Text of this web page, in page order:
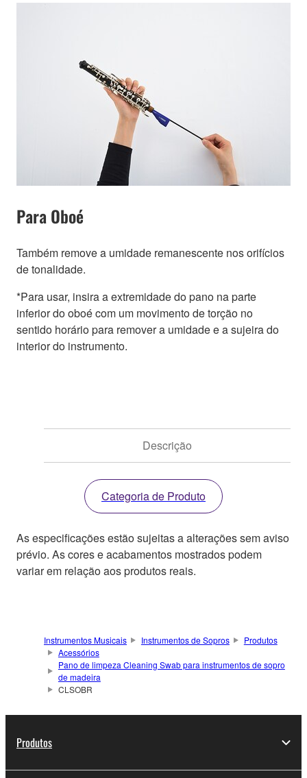
Para Oboé
Também remove a umidade remanescente nos orifícios
de tonalidade.
*Para usar, insira a extremidade do pano na parte
inferior do oboé com um movimento de torção no
sentido horário para remover a umidade e a sujeira do
interior do instrumento.
Descrição
Categoria de Produto
As especificações estão sujeitas a alterações sem aviso
prévio. As cores e acabamentos mostrados podem
variar em relação aos produtos reais.
Instrumentos Musicais Instrumentos de Sopros
Produtos
Acessórios
Pano de limpeza Cleaning Swab para instrumentos de sopro
de madeira
CLSOBR
Produtos